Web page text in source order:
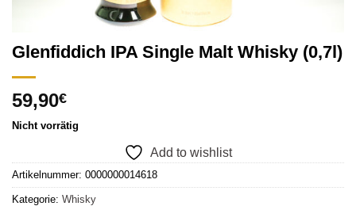
Glenfiddich IPA Single Malt Whisky (0,7l)
59,90€
Nicht vorrätig
Add to wishlist
Artikelnummer: 0000000014618
Kategorie: Whisky